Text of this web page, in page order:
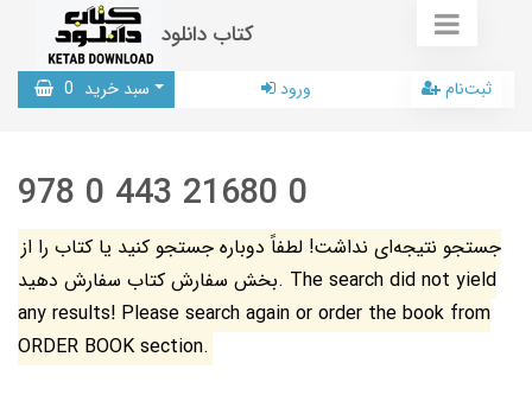
کتاب دانلود
سبد خرید 0 ورود ثبت‌نام
978 0 443 21680 0
جستجو نتیجه‌ای نداشت! لطفاً دوباره جستجو کنید یا کتاب را از
بخش سفارش کتاب سفارش دهید. The search did not yield
any results! Please search again or order the book from
ORDER BOOK section.